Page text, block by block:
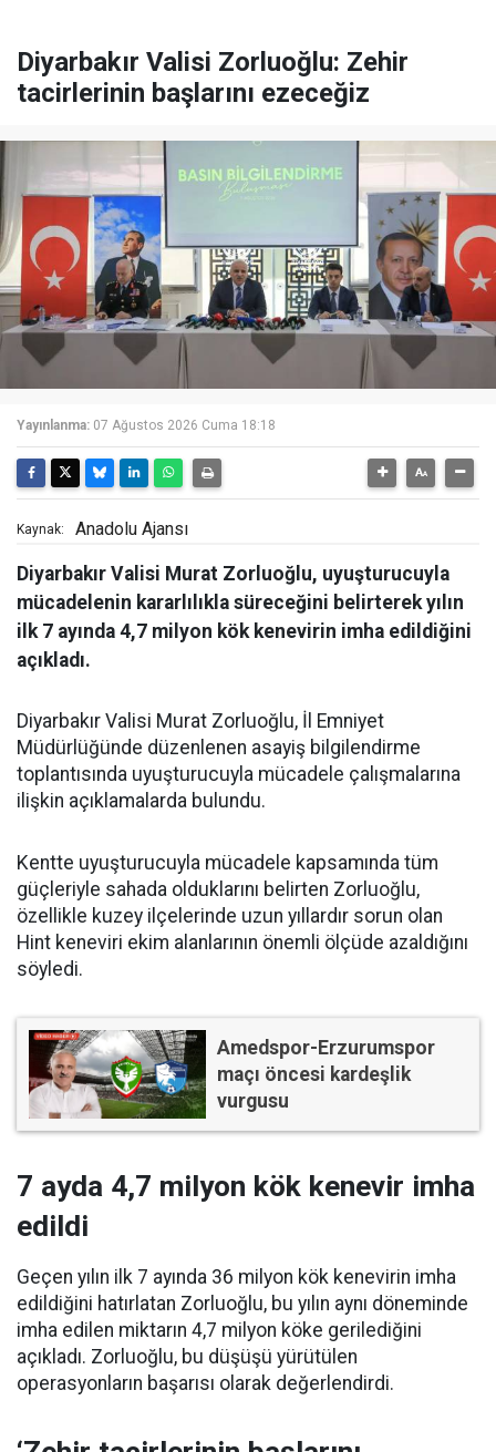
Diyarbakır Valisi Zorluoğlu: Zehir
tacirlerinin başlarını ezeceğiz
Yayınlanma: 07 Ağustos 2026 Cuma 18:18
Kaynak: Anadolu Ajansı
Diyarbakır Valisi Murat Zorluoğlu, uyuşturucuyla
mücadelenin kararlılıkla süreceğini belirterek yılın
ilk 7 ayında 4,7 milyon kök kenevirin imha edildiğini
açıkladı.
Diyarbakır Valisi Murat Zorluoğlu, İl Emniyet
Müdürlüğünde düzenlenen asayiş bilgilendirme
toplantısında uyuşturucuyla mücadele çalışmalarına
ilişkin açıklamalarda bulundu.
Kentte uyuşturucuyla mücadele kapsamında tüm
güçleriyle sahada olduklarını belirten Zorluoğlu,
özellikle kuzey ilçelerinde uzun yıllardır sorun olan
Hint keneviri ekim alanlarının önemli ölçüde azaldığını
söyledi.
Amedspor-Erzurumspor
maçı öncesi kardeşlik
vurgusu
7 ayda 4,7 milyon kök kenevir imha
edildi
Geçen yılın ilk 7 ayında 36 milyon kök kenevirin imha
edildiğini hatırlatan Zorluoğlu, bu yılın aynı döneminde
imha edilen miktarın 4,7 milyon köke gerilediğini
açıkladı. Zorluoğlu, bu düşüşü yürütülen
operasyonların başarısı olarak değerlendirdi.